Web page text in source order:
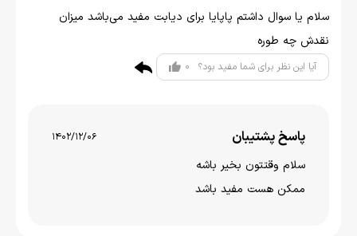
سلام یا سوال داشتم پاپایا برای دیابت مفید می‌باشد میزان
نقدش چه طوره
آیا این نظر برای شما مفید بود؟ 0
پاسخ پشتیبان 1402/12/06
سلام وقتتون بخیر باشه
ممکن هست مفید باشد